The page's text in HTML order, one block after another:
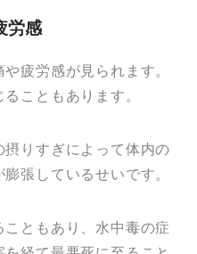
労感
疲労感が見られます。
こともあります。
りすぎによって体内の
張しているせいです。
ともあり、水中毒の症